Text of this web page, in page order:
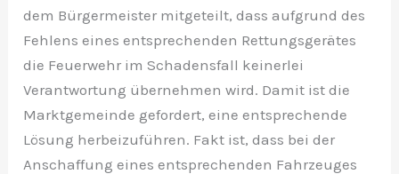
dem Bürgermeister mitgeteilt, dass aufgrund des
Fehlens eines entsprechenden Rettungsgerätes
die Feuerwehr im Schadensfall keinerlei
Verantwortung übernehmen wird. Damit ist die
Marktgemeinde gefordert, eine entsprechende
Lösung herbeizuführen. Fakt ist, dass bei der
Anschaffung eines entsprechenden Fahrzeuges